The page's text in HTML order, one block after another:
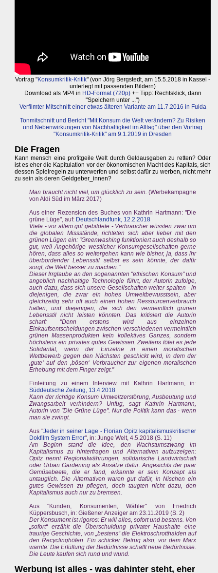
Vortrag "Konsumkritik-Kritik" (von Jörg Bergstedt, am 15.5.2018 in Kassel -
unterlegt mit passenden Bildern)
Download als MP4 in HD-Format (720p)++ Tipp: Rechtsklick, dann
"Speichern unter ...")
Verfilmter Mitschnitt einer etwas älteren Variante am 11.7.2016 in Fulda
Tonmitschnitt und Bericht "Mit Konsum die Welt verändern? Zu Risiken
und Nebenwirkungen von Nachhaltigkeit im Alltag" über den Vortrag
"Konsumkritik-Kritik" am 9.1.2019 in Dresden
Die Fragen
Kann mensch eine profitgeile Welt durch Geldausgaben zu retten? Oder
ist es eher die Kapitulation vor der ökonomischen Macht des Kapitals, sich
dessen Spielregeln zu unterwerfen und selbst dafür zu werben, nicht mehr
zu sein als deren Geldgeber_innen?
Man braucht nicht viel, um glücklich zu sein. (Werbekampagne
von Aldi Süd im März 2017)
Aus einer Rezension des Buches von Kathrin Hartmann: "Die
grüne Lüge", auf: Deutschlandfunk, 12.2.2018
Viele - vor allem gut gebildete - Verbraucher wüssten zwar um
die globalen Missstände, richteten sich aber lieber mit den
grünen Lügen ein: "Greenwashing funktioniert auch deshalb so
gut, weil Angehörige westlicher Konsumgesellschaften gerne
hören, dass alles so weitergehen kann wie bisher, ja, dass ihr
überbordender Lebensstil selbst es sein könnte, der dafür
sorgt, die Welt besser zu machen."
Dieser Irrglaube an den sogenannten "ethischen Konsum" und
angeblich nachhaltige Technologie führt, der Autorin zufolge,
auch dazu, dass sich unsere Gesellschaften weiter spalten - in
diejenigen, die zwar ein hohes Umweltbewusstsein, aber
gleichzeitig sehr oft auch einen hohen Ressourcenverbrauch
hätten, und diejenigen, die sich den vermeintlich grünen
Lebensstil nicht leisten könnten. Das kritisiert die Autorin
scharf: "Denn erstens wird aus einzelnen
Einkaufsentscheidungen zwischen verschiedenen vermeintlich
grünen Massenprodukten kein kollektives Ganzes, sondern
höchstens ein privates gutes Gewissen. Zweitens tötet es jede
Solidarität, wenn der Einzelne in einen moralischen
Wettbewerb gegen den Nächsten geschickt wird, in dem der
‚gute‘ auf den ‚bösen‘ Verbraucher zur eigenen moralischen
Erhebung mit dem Finger zeigt."
Einleitung zu einem Interview mit Kathrin Hartmann, in:
Süddeutsche Zeitung, 13.4.2018
Kann der richtige Konsum Umweltzerstörung, Ausbeutung und
Zwangsarbeit verhindern? Unfug, sagt Kathrin Hartmann,
Autorin von "Die Grüne Lüge". Nur die Politik kann das - wenn
man sie zwingt.
Aus "Jeder in seiner Lage - Florian Opitz kapitalismuskritischer
Dokfilm System Error", in: Junge Welt, 4.5.2018 (S. 11)
Am Beginn stand die Idee, den Wachstumszwang im
Kapitalismus zu hinterfragen und Alternativen aufzuzeigen:
Opitz nennt Regionalwährungen, solidarische Landwirtschaft
oder Urban Gardening als Ansätze dafür. Angesichts der paar
Gemüsebeete, die er fand, erkannte er sein Konzept als
untauglich. Die Alternativen waren gut dafür, in Nischen ein
gutes Gewissen zu pflegen, doch taugten nicht dazu, den
Kapitalismus auch nur zu bremsen.
Aus "Kunden, Konsumenten, Wähler" von Friedrich
Küppersbusch, in: Gießener Anzeiger am 23.11.2019 (S. 2)
Der Konsument ist rigoros: Er will alles, sofort und bestens. Von
„sofort“ erzählt die Überschuldung privater Haushalte eine
traurige Geschichte, von „bestens“ die Elektroschrotthalden auf
den Recyclinghöfen. Ein schicker Betrug also, vor dem Marx
warnte: Die Erfüllung der Bedürfnisse schafft neue Bedürfnisse.
Die Leute kaufen sich rund und wund.
Werbung ist alles - was dahinter steht, eher